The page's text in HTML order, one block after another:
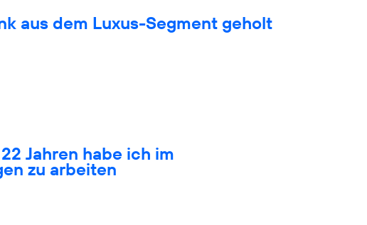
aus dem Luxus-Segment geholt
Jahren habe ich im
zu arbeiten